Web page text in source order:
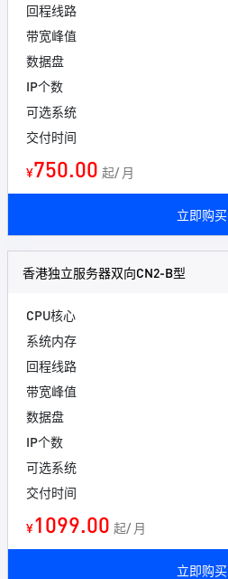
回程线路
带宽峰值
数据盘
IP个数
可选系统
交付时间
¥750.00 起/ 月
立即购买
香港独立服务器双向CN2-B型
CPU核心
系统内存
回程线路
带宽峰值
数据盘
IP个数
可选系统
交付时间
¥1099.00 起/ 月
立即购买